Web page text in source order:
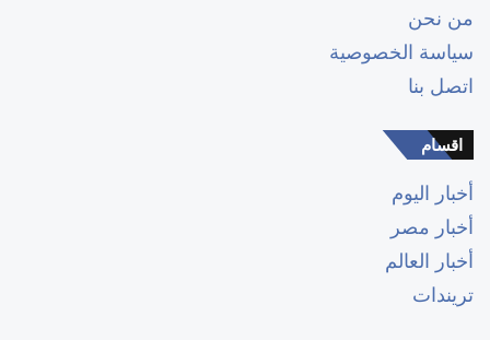
من نحن
سياسة الخصوصية
اتصل بنا
اقسام
أخبار اليوم
أخبار مصر
أخبار العالم
تريندات